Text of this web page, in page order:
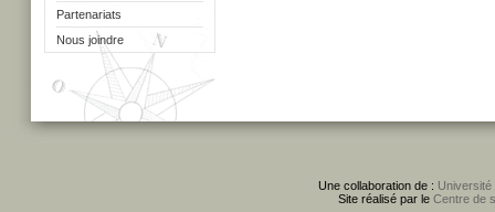
Partenariats
Nous joindre
Une collaboration de : Université
Site réalisé par le Centre de